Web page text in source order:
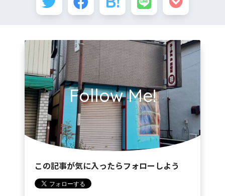
Follow Me!
この記事が気に入ったらフォローしよう